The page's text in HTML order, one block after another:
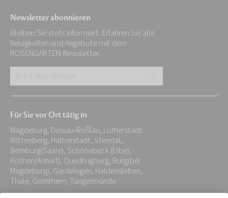
Newsletter abonnieren
Bleiben Sie stets informiert. Erfahren Sie alle
Neuigkeiten und Angebote mit dem
ROSENGARTEN-Newsletter.
Adresse:
*
Für Sie vor Ort tätig in
Magdeburg, Dessau-Roßlau, Lutherstadt
Wittenberg, Halberstadt, Stendal,
Bernburg(Saale), Schönebeck (Elbe),
Köthen(Anhalt), Quedlingburg, Burg(bei
Magdeburg), Gardelegen, Haldensleben,
Thale, Gommern, Tangermünde